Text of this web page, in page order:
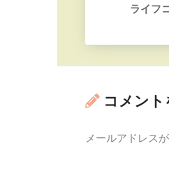
ライフ
コメント
メールアドレス